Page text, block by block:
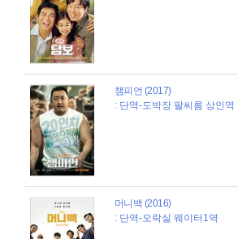
챔피언 (2017)
: 단역-도박장 팔씨름 상인역
머니백 (2016)
: 단역-오락실 웨이터1역